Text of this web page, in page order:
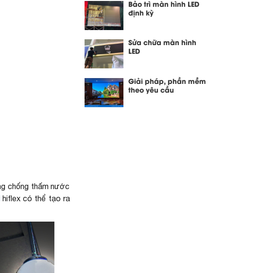
chống thấm nước
hiflex có thể tạo ra
Bảo trì màn hình LED
định kỳ
Sửa chữa màn hình
LED
Giải pháp, phần mềm
theo yêu cầu